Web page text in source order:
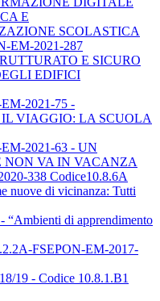
E
SCOLASTICA
EM-2021-287
E SICURO
EDIFICI
2021-75 -
VIAGGIO: LA SCUOLA
2021-63 - UN
NON VA IN VACANZA
338 Codice10.8.6A
nuove di vicinanza: Tutti
di apprendimento
FSEPON-EM-2017-
19 - Codice 10.8.1.B1